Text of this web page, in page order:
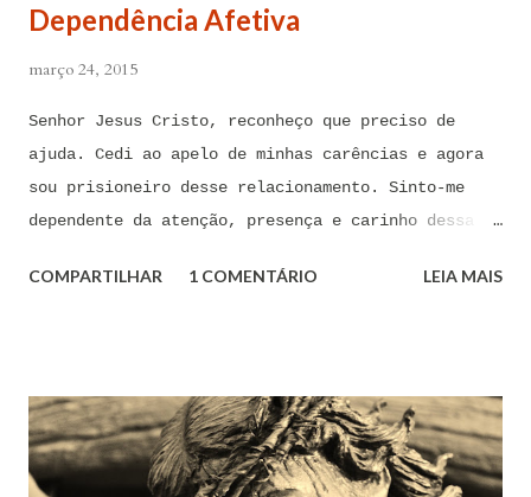
Dependência Afetiva
março 24, 2015
Senhor Jesus Cristo, reconheço que preciso de
ajuda. Cedi ao apelo de minhas carências e agora
sou prisioneiro desse relacionamento. Sinto-me
dependente da atenção, presença e carinho dessa
para me libertar da influência dessas tentações. A
tentação me venceu. E confesso a minha culpa por
ter cedido às suas insinuações me deixando
envolver. Mas, neste momento, eu me agarro com
COMPARTILHAR 1 COMENTÁRIO LEIA MAIS